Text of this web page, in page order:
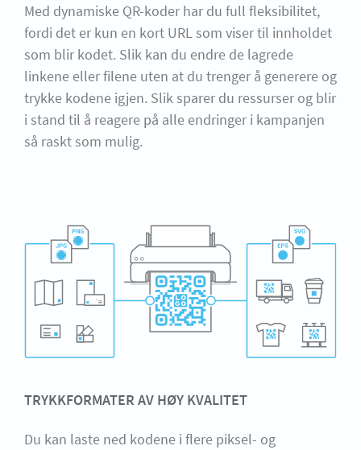
Med dynamiske QR-koder har du full fleksibilitet,
fordi det er kun en kort URL som viser til innholdet
som blir kodet. Slik kan du endre de lagrede
linkene eller filene uten at du trenger å generere og
trykke kodene igjen. Slik sparer du ressurser og blir
i stand til å reagere på alle endringer i kampanjen
så raskt som mulig.
TRYKKFORMATER AV HØY KVALITET
Du kan laste ned kodene i flere piksel- og